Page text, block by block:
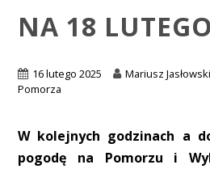
NA 18 LUTEGO
16 lutego 2025 Mariusz Jasłowski
Pomorza
W kolejnych godzinach a
pogodę na Pomorzu i